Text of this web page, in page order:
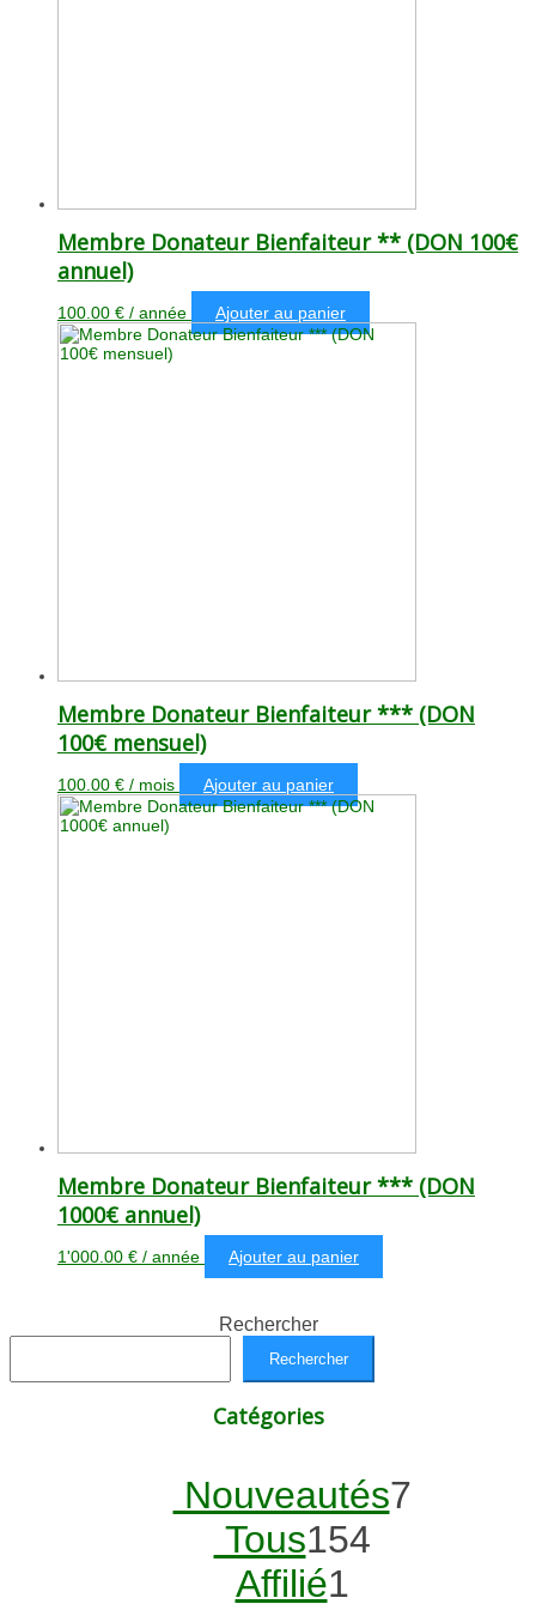
Membre Donateur Bienfaiteur ** (DON 100€
annuel)
100.00 € / année Ajouter au panier
Membre Donateur Bienfaiteur *** (DON
100€ mensuel)
100.00 € / mois Ajouter au panier
Membre Donateur Bienfaiteur *** (DON
1000€ annuel)
1'000.00 € / année Ajouter au panier
Rechercher
Rechercher
Catégories
Nouveautés77
Tous154154
Affilié1